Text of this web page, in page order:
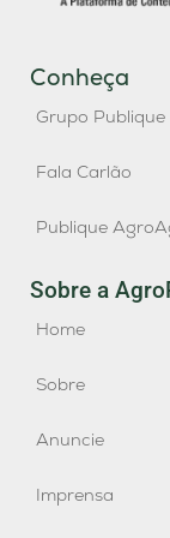
Conheça
Grupo Publique
Fala Carlão
Publique
Sobre a
Home
Sobre
Anuncie
Imprensa